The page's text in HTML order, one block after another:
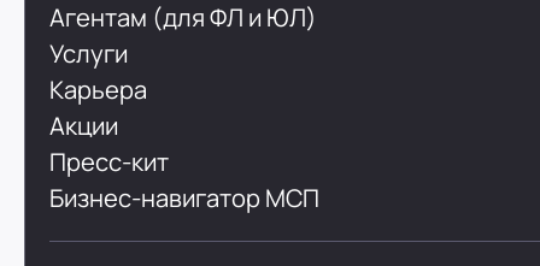
Агентам (для ФЛ и ЮЛ)
Услуги
Карьера
Акции
Пресс-кит
Бизнес-навигатор МСП